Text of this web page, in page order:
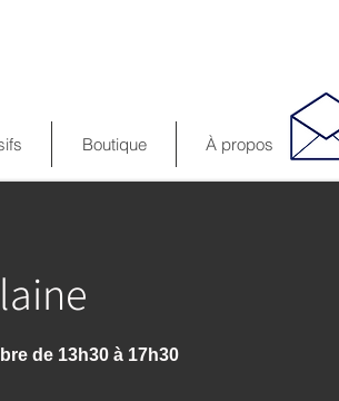
Boutique À propos
de 13h30 à 17h30